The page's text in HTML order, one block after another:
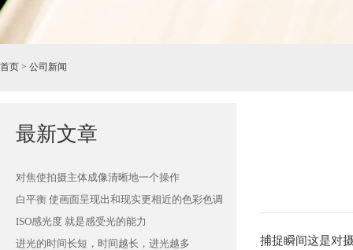
首页 > 公司新闻
最新文章
对焦使拍摄主体成像清晰地一个操作
白平衡 使画面呈现出和现实更相近的色彩色调
ISO感光度 就是感受光的能力
进光的时间长短，时间越长，进光越多
捕捉瞬间这是对